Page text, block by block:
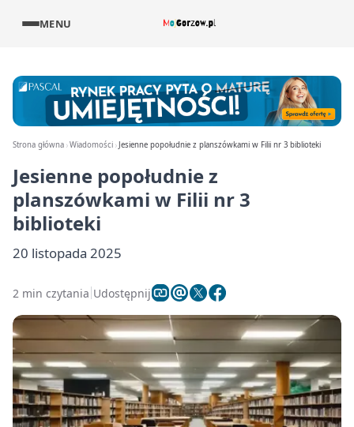
MENU
Strona główna Wiadomości Jesienne popołudnie z planszówkami w Filii nr 3 biblioteki
Jesienne popołudnie z
planszówkami w Filii nr 3
biblioteki
20 listopada 2025
2 min czytania Udostępnij